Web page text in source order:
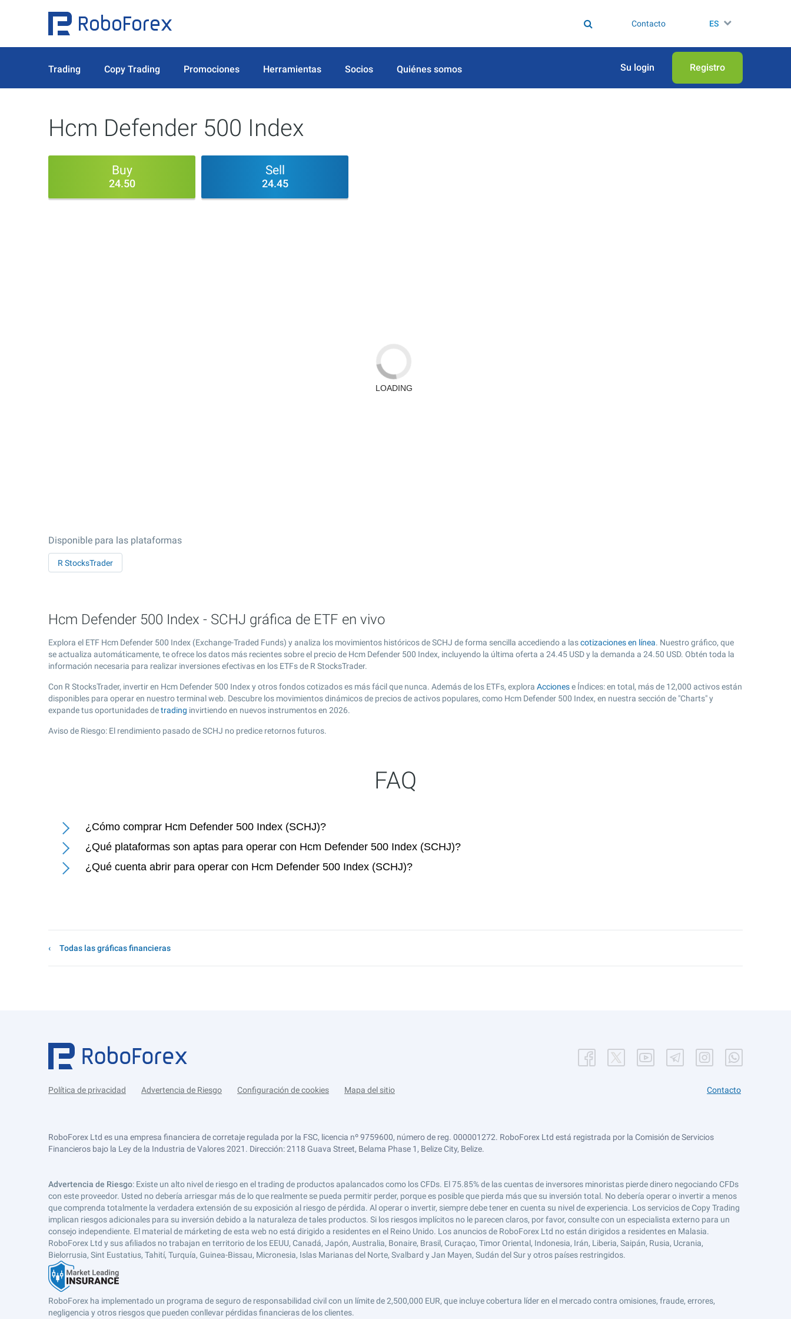
Contacto ES
Trading Copy Trading Promociones Herramientas Socios Quiénes somos Su login Registro
Hcm Defender 500 Index
Buy
24.50
Sell
24.45
Disponible para las plataformas
R StocksTrader
Hcm Defender 500 Index - SCHJ gráfica de ETF en vivo
Explora el ETF Hcm Defender 500 Index (Exchange-Traded Funds) y analiza los movimientos históricos de SCHJ de forma sencilla accediendo a lascotizaciones en línea. Nuestro gráfico, que
se actualiza automáticamente, te ofrece los datos más recientes sobre el precio de Hcm Defender 500 Index, incluyendo la última oferta a 24.45 USD y la demanda a 24.50 USD. Obtén toda la
información necesaria para realizar inversiones efectivas en los ETFs de R StocksTrader.
Con R StocksTrader, invertir en Hcm Defender 500 Index y otros fondos cotizados es más fácil que nunca. Además de los ETFs, explora Accionese Índices: en total, más de 12,000 activos están
disponibles para operar en nuestro terminal web. Descubre los movimientos dinámicos de precios de activos populares, como Hcm Defender 500 Index, en nuestra sección de "Charts" y
expande tus oportunidades detrading invirtiendo en nuevos instrumentos en 2026.
Aviso de Riesgo: El rendimiento pasado de SCHJ no predice retornos futuros.
FAQ
¿Cómo comprar Hcm Defender 500 Index (SCHJ)?
¿Qué plataformas son aptas para operar con Hcm Defender 500 Index (SCHJ)?
¿Qué cuenta abrir para operar con Hcm Defender 500 Index (SCHJ)?
Todas las gráficas financieras
Política de privacidad Advertencia de Riesgo Configuración de cookies Mapa del sitio Contacto
RoboForex Ltd es una empresa financiera de corretaje regulada por la FSC, licencia nº 9759600, número de reg. 000001272. RoboForex Ltd está registrada por la Comisión de Servicios
Financieros bajo la Ley de la Industria de Valores 2021. Dirección: 2118 Guava Street, Belama Phase 1, Belize City, Belize.
Advertencia de Riesgo: Existe un alto nivel de riesgo en el trading de productos apalancados como los CFDs. El 75.85% de las cuentas de inversores minoristas pierde dinero negociando CFDs
con este proveedor. Usted no debería arriesgar más de lo que realmente se pueda permitir perder, porque es posible que pierda más que su inversión total. No debería operar o invertir a menos
que comprenda totalmente la verdadera extensión de su exposición al riesgo de pérdida. Al operar o invertir, siempre debe tener en cuenta su nivel de experiencia. Los servicios de Copy Trading
implican riesgos adicionales para su inversión debido a la naturaleza de tales productos. Si los riesgos implícitos no le parecen claros, por favor, consulte con un especialista externo para un
consejo independiente. El material de márketing de esta web no está dirigido a residentes en el Reino Unido. Los anuncios de RoboForex Ltd no están dirigidos a residentes en Malasia.
RoboForex Ltd y sus afiliados no trabajan en territorio de los EEUU, Canadá, Japón, Australia, Bonaire, Brasil, Curaçao, Timor Oriental, Indonesia, Irán, Liberia, Saipán, Rusia, Ucrania,
Bielorrusia, Sint Eustatius, Tahití, Turquía, Guinea-Bissau, Micronesia, Islas Marianas del Norte, Svalbard y Jan Mayen, Sudán del Sur y otros países restringidos.
RoboForex ha implementado un programa de seguro de responsabilidad civil con un límite de 2,500,000 EUR, que incluye cobertura líder en el mercado contra omisiones, fraude, errores,
negligencia y otros riesgos que pueden conllevar pérdidas financieras de los clientes.